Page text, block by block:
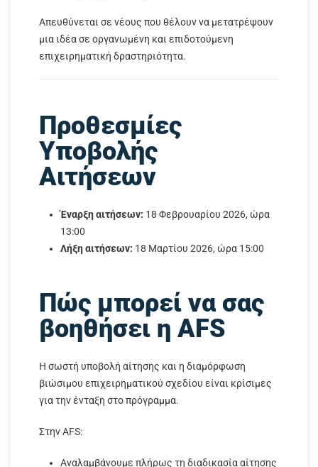
Απευθύνεται σε νέους που θέλουν να μετατρέψουν
μια ιδέα σε οργανωμένη και επιδοτούμενη
επιχειρηματική δραστηριότητα.
Προθεσμίες
Υποβολής
Αιτήσεων
Έναρξη αιτήσεων: 18 Φεβρουαρίου 2026, ώρα
13:00
Λήξη αιτήσεων: 18 Μαρτίου 2026, ώρα 15:00
Πώς μπορεί να σας
βοηθήσει η AFS
Η σωστή υποβολή αίτησης και η διαμόρφωση
βιώσιμου επιχειρηματικού σχεδίου είναι κρίσιμες
για την ένταξη στο πρόγραμμα.
Στην AFS:
Αναλαμβάνουμε πλήρως τη διαδικασία αίτησης